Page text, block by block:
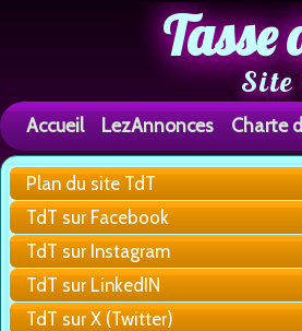
Tasse
Site
Accueil LezAnnonces Charte
Plan du site TdT
TdT sur Facebook
TdT sur Instagram
TdT sur LinkedIN
TdT sur X (Twitter)